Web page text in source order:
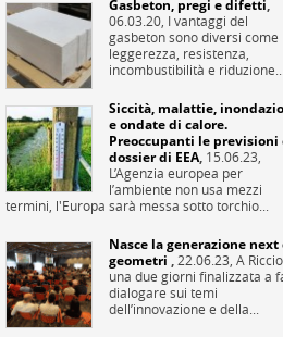
Gasbeton, pregi e difetti,
06.03.20, I vantaggi del
gasbeton sono diversi come
leggerezza, resistenza,
incombustibilità e
Siccità, malattie,
e ondate di calore.
Preoccupanti le previsioni
dossier di EEA, 15.06.23,
L’Agenzia europea per
l’ambiente non usa mezzi
termini, l'Europa sarà messa sotto torchio...
Nasce la generazione next
geometri , 22.06.23, A
una due giorni finalizzata a
dialogare sui temi
dell’innovazione e della...